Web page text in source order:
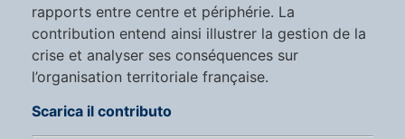
rapports entre centre et périphérie. La
contribution entend ainsi illustrer la gestion de la
crise et analyser ses conséquences sur
l’organisation territoriale française.
Scarica il contributo